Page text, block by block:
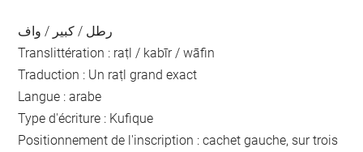
رطل / كبير / واف
Translittération : raṭl / kabīr / wāfin
Traduction : Un raṭl grand exact
Langue : arabe
Type d'écriture : Kufique
Positionnement de l'inscription : cachet gauche, sur trois